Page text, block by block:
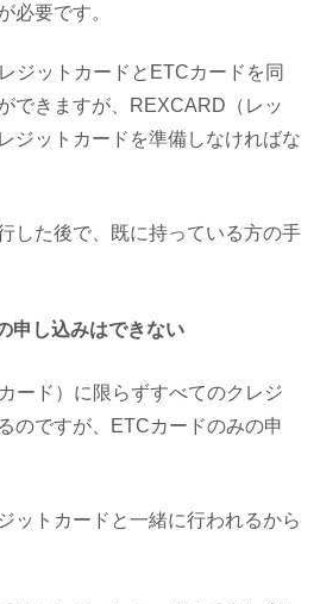
必要です。
ジットカードとETCカードを同
できますが、REXCARD（レッ
ジットカードを準備しなければな
した後で、既に持っている方の手
申し込みはできない
ード）に限らずすべてのクレジ
のですが、ETCカードのみの申
ットカードと一緒に行われるから